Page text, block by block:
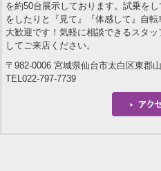
を約50台展示しております。試乗を
をしたりと『見て』『体感して』自
大歓迎です！気軽に相談できるスタ
してご来店ください。
〒982-0006 宮城県仙台市太白区東郡
TEL022-797-7739